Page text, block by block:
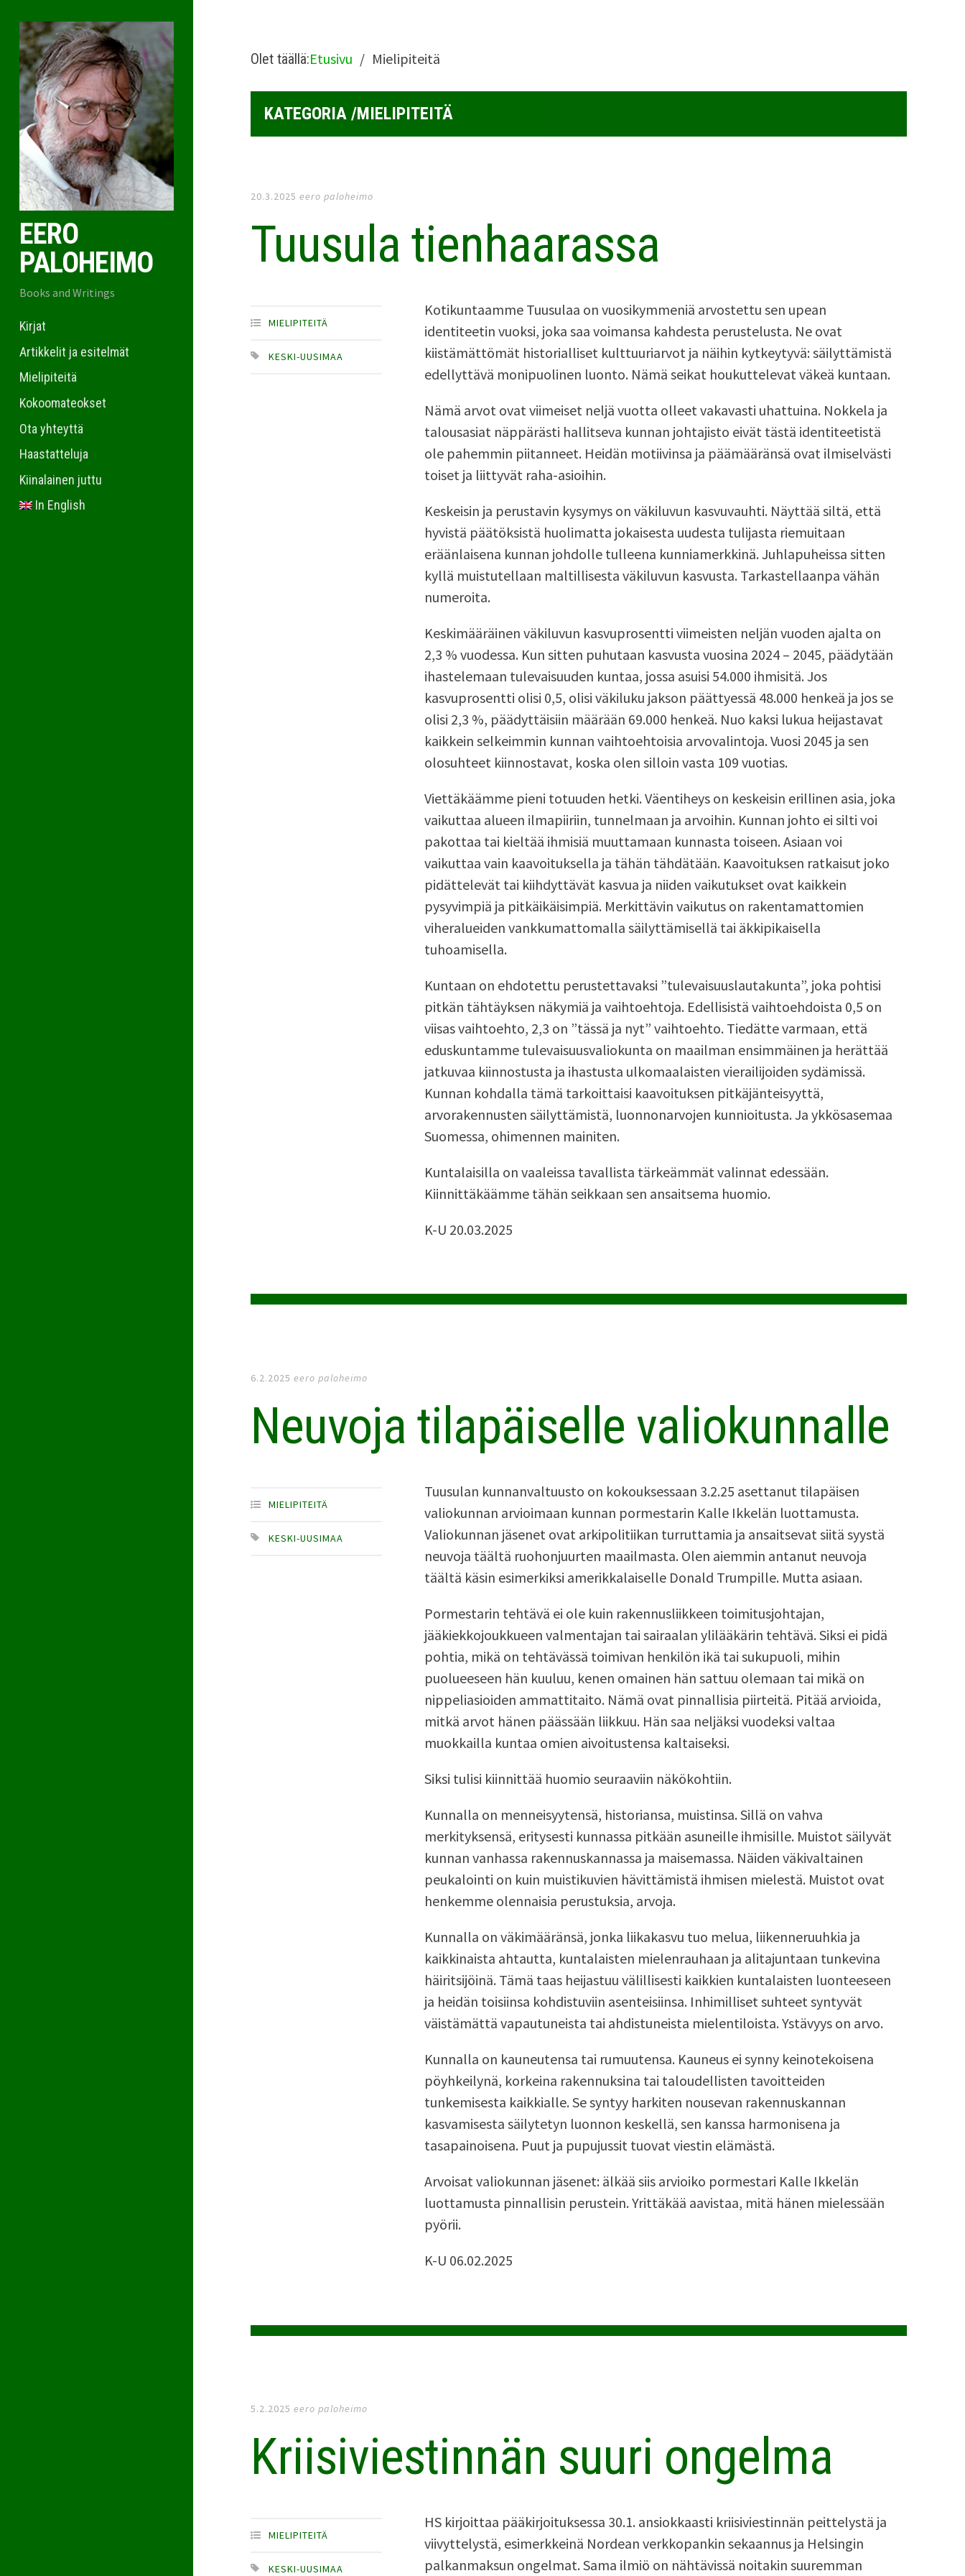
EERO
PALOHEIMO
Books and Writings
Kirjat
Artikkelit ja esitelmät
Mielipiteitä
Kokoomateokset
Ota yhteyttä
Haastatteluja
Kiinalainen juttu
In English
Olet täällä:Etusivu Mielipiteitä
KATEGORIA /MIELIPITEITÄ
20.3.2025 eero paloheimo
Tuusula tienhaarassa
MIELIPITEITÄ
KESKI-UUSIMAA
Kotikuntaamme Tuusulaa on vuosikymmeniä arvostettu sen upean
identiteetin vuoksi, joka saa voimansa kahdesta perustelusta. Ne ovat
kiistämättömät historialliset kulttuuriarvot ja näihin kytkeytyvä: säilyttämistä
edellyttävä monipuolinen luonto. Nämä seikat houkuttelevat väkeä kuntaan.
Nämä arvot ovat viimeiset neljä vuotta olleet vakavasti uhattuina. Nokkela ja
talousasiat näppärästi hallitseva kunnan johtajisto eivät tästä identiteetistä
ole pahemmin piitanneet. Heidän motiivinsa ja päämääränsä ovat ilmiselvästi
toiset ja liittyvät raha-asioihin.
Keskeisin ja perustavin kysymys on väkiluvun kasvuvauhti. Näyttää siltä, että
hyvistä päätöksistä huolimatta jokaisesta uudesta tulijasta riemuitaan
eräänlaisena kunnan johdolle tulleena kunniamerkkinä. Juhlapuheissa sitten
kyllä muistutellaan maltillisesta väkiluvun kasvusta. Tarkastellaanpa vähän
numeroita.
Keskimääräinen väkiluvun kasvuprosentti viimeisten neljän vuoden ajalta on
2,3 % vuodessa. Kun sitten puhutaan kasvusta vuosina 2024 – 2045, päädytään
ihastelemaan tulevaisuuden kuntaa, jossa asuisi 54.000 ihmisitä. Jos
kasvuprosentti olisi 0,5, olisi väkiluku jakson päättyessä 48.000 henkeä ja jos se
olisi 2,3 %, päädyttäisiin määrään 69.000 henkeä. Nuo kaksi lukua heijastavat
kaikkein selkeimmin kunnan vaihtoehtoisia arvovalintoja. Vuosi 2045 ja sen
olosuhteet kiinnostavat, koska olen silloin vasta 109 vuotias.
Viettäkäämme pieni totuuden hetki. Väentiheys on keskeisin erillinen asia, joka
vaikuttaa alueen ilmapiiriin, tunnelmaan ja arvoihin. Kunnan johto ei silti voi
pakottaa tai kieltää ihmisiä muuttamaan kunnasta toiseen. Asiaan voi
vaikuttaa vain kaavoituksella ja tähän tähdätään. Kaavoituksen ratkaisut joko
pidättelevät tai kiihdyttävät kasvua ja niiden vaikutukset ovat kaikkein
pysyvimpiä ja pitkäikäisimpiä. Merkittävin vaikutus on rakentamattomien
viheralueiden vankkumattomalla säilyttämisellä tai äkkipikaisella
tuhoamisella.
Kuntaan on ehdotettu perustettavaksi ”tulevaisuuslautakunta”, joka pohtisi
pitkän tähtäyksen näkymiä ja vaihtoehtoja. Edellisistä vaihtoehdoista 0,5 on
viisas vaihtoehto, 2,3 on ”tässä ja nyt” vaihtoehto. Tiedätte varmaan, että
eduskuntamme tulevaisuusvaliokunta on maailman ensimmäinen ja herättää
jatkuvaa kiinnostusta ja ihastusta ulkomaalaisten vierailijoiden sydämissä.
Kunnan kohdalla tämä tarkoittaisi kaavoituksen pitkäjänteisyyttä,
arvorakennusten säilyttämistä, luonnonarvojen kunnioitusta. Ja ykkösasemaa
Suomessa, ohimennen mainiten.
Kuntalaisilla on vaaleissa tavallista tärkeämmät valinnat edessään.
Kiinnittäkäämme tähän seikkaan sen ansaitsema huomio.
K-U 20.03.2025
6.2.2025 eero paloheimo
Neuvoja tilapäiselle valiokunnalle
MIELIPITEITÄ
KESKI-UUSIMAA
Tuusulan kunnanvaltuusto on kokouksessaan 3.2.25 asettanut tilapäisen
valiokunnan arvioimaan kunnan pormestarin Kalle Ikkelän luottamusta.
Valiokunnan jäsenet ovat arkipolitiikan turruttamia ja ansaitsevat siitä syystä
neuvoja täältä ruohonjuurten maailmasta. Olen aiemmin antanut neuvoja
täältä käsin esimerkiksi amerikkalaiselle Donald Trumpille. Mutta asiaan.
Pormestarin tehtävä ei ole kuin rakennusliikkeen toimitusjohtajan,
jääkiekkojoukkueen valmentajan tai sairaalan ylilääkärin tehtävä. Siksi ei pidä
pohtia, mikä on tehtävässä toimivan henkilön ikä tai sukupuoli, mihin
puolueeseen hän kuuluu, kenen omainen hän sattuu olemaan tai mikä on
nippeliasioiden ammattitaito. Nämä ovat pinnallisia piirteitä. Pitää arvioida,
mitkä arvot hänen päässään liikkuu. Hän saa neljäksi vuodeksi valtaa
muokkailla kuntaa omien aivoitustensa kaltaiseksi.
Siksi tulisi kiinnittää huomio seuraaviin näkökohtiin.
Kunnalla on menneisyytensä, historiansa, muistinsa. Sillä on vahva
merkityksensä, eritysesti kunnassa pitkään asuneille ihmisille. Muistot säilyvät
kunnan vanhassa rakennuskannassa ja maisemassa. Näiden väkivaltainen
peukalointi on kuin muistikuvien hävittämistä ihmisen mielestä. Muistot ovat
henkemme olennaisia perustuksia, arvoja.
Kunnalla on väkimääränsä, jonka liikakasvu tuo melua, liikenneruuhkia ja
kaikkinaista ahtautta, kuntalaisten mielenrauhaan ja alitajuntaan tunkevina
häiritsijöinä. Tämä taas heijastuu välillisesti kaikkien kuntalaisten luonteeseen
ja heidän toisiinsa kohdistuviin asenteisiinsa. Inhimilliset suhteet syntyvät
väistämättä vapautuneista tai ahdistuneista mielentiloista. Ystävyys on arvo.
Kunnalla on kauneutensa tai rumuutensa. Kauneus ei synny keinotekoisena
pöyhkeilynä, korkeina rakennuksina tai taloudellisten tavoitteiden
tunkemisesta kaikkialle. Se syntyy harkiten nousevan rakennuskannan
kasvamisesta säilytetyn luonnon keskellä, sen kanssa harmonisena ja
tasapainoisena. Puut ja pupujussit tuovat viestin elämästä.
Arvoisat valiokunnan jäsenet: älkää siis arvioiko pormestari Kalle Ikkelän
luottamusta pinnallisin perustein. Yrittäkää aavistaa, mitä hänen mielessään
pyörii.
K-U 06.02.2025
5.2.2025 eero paloheimo
Kriisiviestinnän suuri ongelma
MIELIPITEITÄ
KESKI-UUSIMAA
HS kirjoittaa pääkirjoituksessa 30.1. ansiokkaasti kriisiviestinnän peittelystä ja
viivyttelystä, esimerkkeinä Nordean verkkopankin sekaannus ja Helsingin
palkanmaksun ongelmat. Sama ilmiö on nähtävissä noitakin suuremman